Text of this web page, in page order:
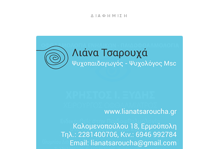
Ενημέρωση Δ.Ε.Υ.Α. Σύρου – Ερμούπολης
6 ώρες 14 λεπτά πρίν
ΔΙΑΦΉΜΙΣΗ